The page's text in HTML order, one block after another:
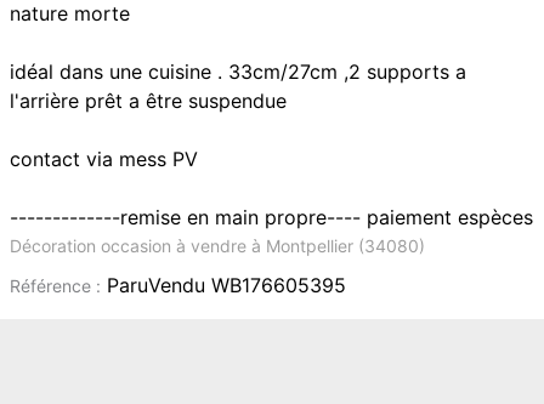
nature morte
idéal dans une cuisine . 33cm/27cm ,2 supports a
l'arrière prêt a être suspendue
contact via mess PV
-------------remise en main propre---- paiement espèces
Décoration occasion à vendre à Montpellier (34080)
Référence : ParuVendu WB176605395